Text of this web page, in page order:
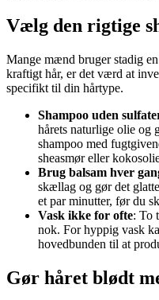
Vælg den rigtige
Mange mænd bruger stadig
kraftigt hår, er det værd at
specifikt til din hårtype.
Shampoo uden
hårets naturlige olie og
shampoo med
sheasmør eller
Brug balsam hver
skællag og gør det
et par minutter, før du
Vask ikke for ofte: To
nok. For hyppig vask
hovedbunden til at
Gør håret blødt